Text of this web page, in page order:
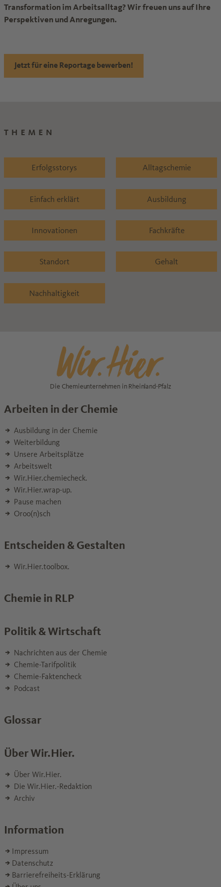
Transformation im Arbeitsalltag? Wir freuen uns auf Ihre
Perspektiven und Anregungen.
Jetzt für eine Reportage bewerben!
THEMEN
Erfolgsstorys Alltagschemie
Einfach erklärt Ausbildung
Innovationen Fachkräfte
Standort Gehalt
Nachhaltigkeit
Die Chemieunternehmen in Rheinland-Pfalz
Arbeiten in der Chemie
Ausbildung in der Chemie
Weiterbildung
Unsere Arbeitsplätze
Arbeitswelt
Wir.Hier.chemiecheck.
Wir.Hier.wrap-up.
Pause machen
Oroo(n)sch
Entscheiden & Gestalten
Wir.Hier.toolbox.
Chemie in RLP
Politik & Wirtschaft
Nachrichten aus der Chemie
Chemie-Tarifpolitik
Chemie-Faktencheck
Podcast
Glossar
Über Wir.Hier.
Über Wir.Hier.
Die Wir.Hier.-Redaktion
Archiv
Information
Impressum
Datenschutz
Barrierefreiheits-Erklärung